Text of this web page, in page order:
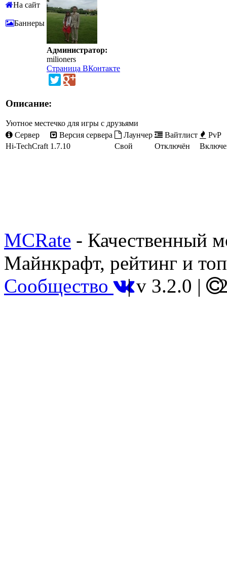
На сайт
Баннеры
Администратор:
milioners
Страница ВКонтакте
Описание:
Уютное местечко для игры с друзьями
Сервер
Версия сервера Лаунчер Вайтлист
PvP
Hi-TechCraft 1.7.10 Свой Отключён
MCRate - Качественный
Майнкрафт, рейтинг и
Сообщество |v 3.2.0 |